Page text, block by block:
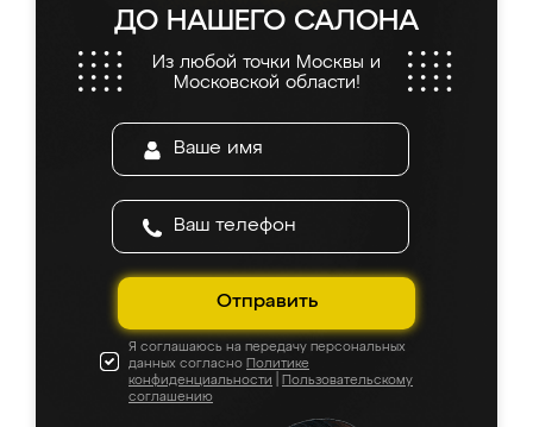
ДО НАШЕГО САЛОНА
Из любой точки Москвы и
Московской области!
Отправить
Я соглашаюсь на передачу персональных
данных согласно Политике
конфиденциальности
Пользовательскому
соглашению